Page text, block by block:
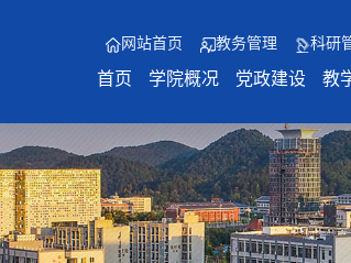
网站首页 教务管理 科研
首页 学院概况 党政建设 教